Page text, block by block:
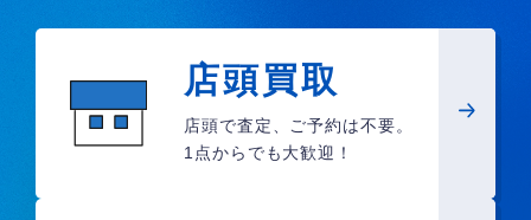
店頭買取
店頭で査定、ご予約は不要。
1点からでも大歓迎！